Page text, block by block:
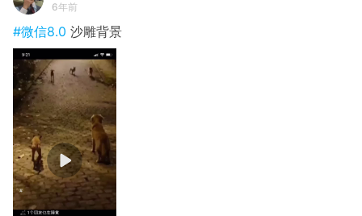
6年前
#微信8.0 沙雕背景